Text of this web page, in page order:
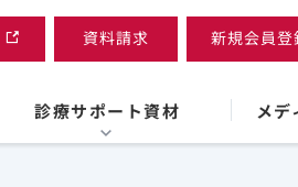
資料請求 新規会員登
診療サポート資材 メデ